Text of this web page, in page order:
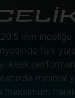
mm inceliğe
fark
minimal
maksimum